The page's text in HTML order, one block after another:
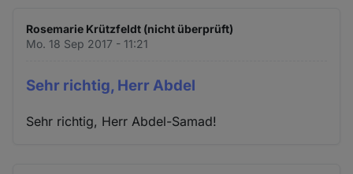
Rosemarie Krützfeldt (nicht überprüft)
Mo. 18 Sep 2017 - 11:21
Sehr richtig, Herr Abdel
Sehr richtig, Herr Abdel-Samad!